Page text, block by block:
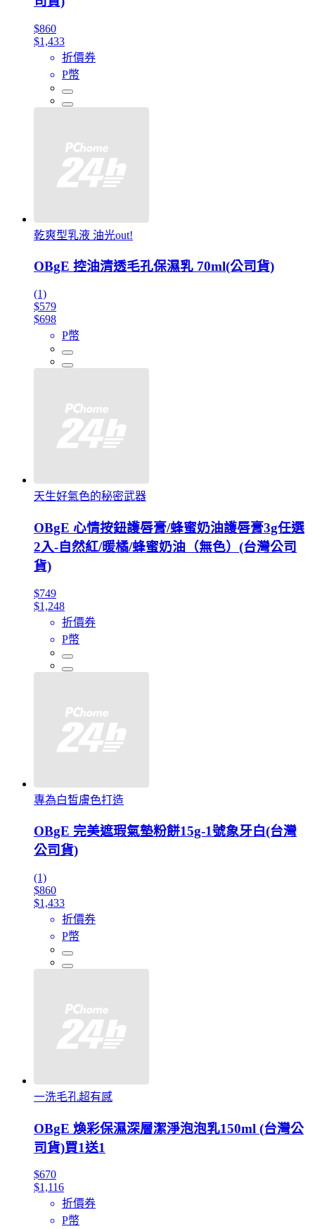
$860
$1,433
折價券
P幣
乾爽型乳液 油光out!
OBgE 控油清透毛孔保濕乳 70ml(公司貨)
(1)
$579
$698
P幣
天生好氣色的秘密武器
OBgE 心情按鈕護唇膏/蜂蜜奶油護唇膏3g任選
2入-自然紅/暖橘/蜂蜜奶油（無色）(台灣公司
貨)
$749
$1,248
折價券
P幣
專為白皙膚色打造
OBgE 完美遮瑕氣墊粉餅15g-1號象牙白(台灣
公司貨)
(1)
$860
$1,433
折價券
P幣
一洗毛孔超有感
OBgE 煥彩保濕深層潔淨泡泡乳150ml (台灣公
司貨)買1送1
$670
$1,116
折價券
P幣